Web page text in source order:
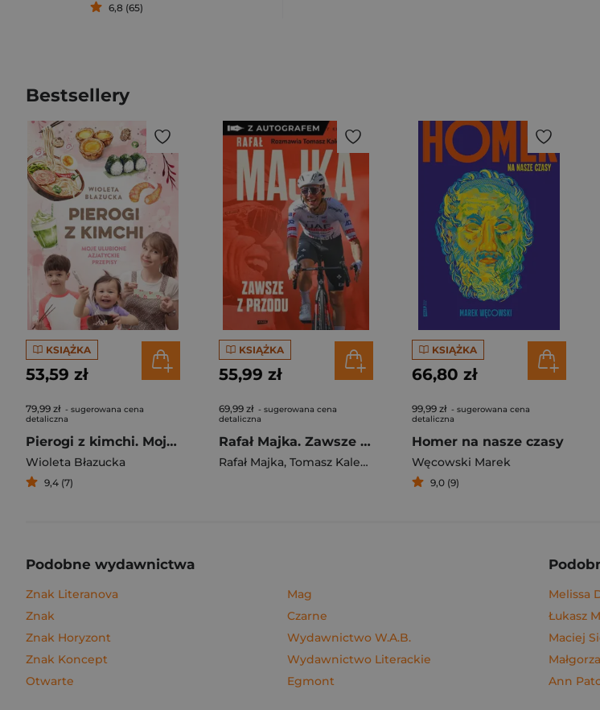
6,8 (65)
Bestsellery
KSIĄŻKA
53,59 zł
79,99 zł - sugerowana cena
detaliczna
Pierogi z kimchi. Moje ulubione azjatyckie przepisy
Wioleta Błazucka
9,4 (7)
KSIĄŻKA
55,99 zł
69,99 zł - sugerowana cena
detaliczna
Rafał Majka. Zawsze z przodu. Rozmawia Tomasz Kalemba - książka z autografem
Rafał Majka, Tomasz Kalemba
KSIĄŻKA
66,80 zł
99,99 zł - sugerowana cena
detaliczna
Homer na nasze czasy
Węcowski Marek
9,0 (9)
Podobne wydawnictwa
Znak Literanova
Znak
Znak Horyzont
Znak Koncept
Otwarte
Mag
Czarne
Wydawnictwo W.A.B.
Wydawnictwo Literackie
Egmont
Melissa
Łukasz
Maciej
Ann